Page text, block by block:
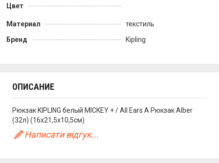
Цвет
Материал
текстиль
Бренд
Kipling
ОПИСАНИЕ
Рюкзак KIPLING белый MICKEY + / All Ears A Рюкзак Alber
(32л) (16x21,5x10,5см)
Написати відгук...